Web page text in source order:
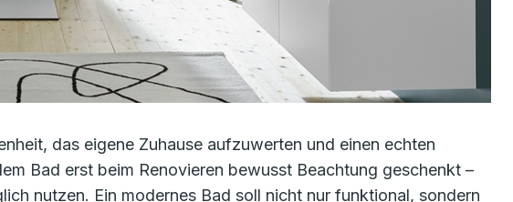
das eigene Zuhause aufzuwerten und einen echten
Bad erst beim Renovieren bewusst Beachtung geschenkt –
nutzen. Ein modernes Bad soll nicht nur funktional, sondern